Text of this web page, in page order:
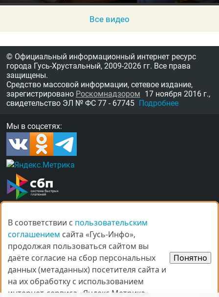
Все видео
© Официальный информационный интернет ресурс
города Гусь-Хрустальный, 2009-2026 гг. Все права
защищены.
Средство массовой информации, сетевое издание,
зарегистрировано Роскомнадзором 17 ноября 2016 г.,
свидетельство ЭЛ № ФС 77 - 67745 Подробнее
Мы в соцсетях:
О насНаградыПравилаКонтакты
Рекламные услуги в Гусь-Хрустальном
В соответствии с пользовательским
соглашением сайта «Гусь-Инфо»,
продолжая пользоваться сайтом вы
даёте согласие на сбор персональных
данных (метаданных) посетителя сайта и
на их обработку с использованием
интернет-сервиса «Яндекс.Метрика».
Понятно
В соответствии с пользовательским
соглашением сайта «Гусь-Инфо»,
продолжая пользоваться сайтом вы
даёте согласие на сбор персональных
данных (метаданных) посетителя сайта и
на их обработку с использованием
интернет-сервиса «Яндекс.Метрика».
Понятно